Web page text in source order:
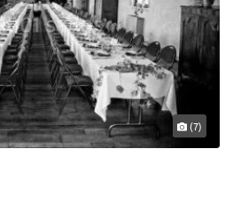
(7)